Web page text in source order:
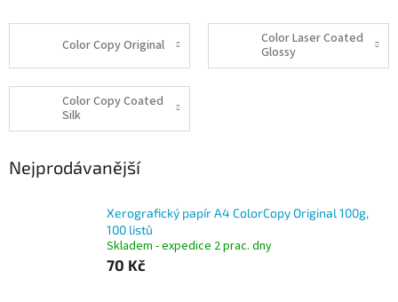
Color Copy Original
Color Laser Coated
Glossy
Color Copy Coated
Silk
Nejprodávanější
Xerografický papír A4 ColorCopy Original 100g,
100 listů
Skladem - expedice 2 prac. dny
70 Kč